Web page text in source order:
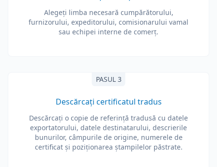
Alegeți limba necesară cumpărătorului,
furnizorului, expeditorului, comisionarului vamal
sau echipei interne de comerț.
PASUL 3
Descărcați certificatul tradus
Descărcați o copie de referință tradusă cu datele
exportatorului, datele destinatarului, descrierile
bunurilor, câmpurile de origine, numerele de
certificat și poziționarea ștampilelor păstrate.